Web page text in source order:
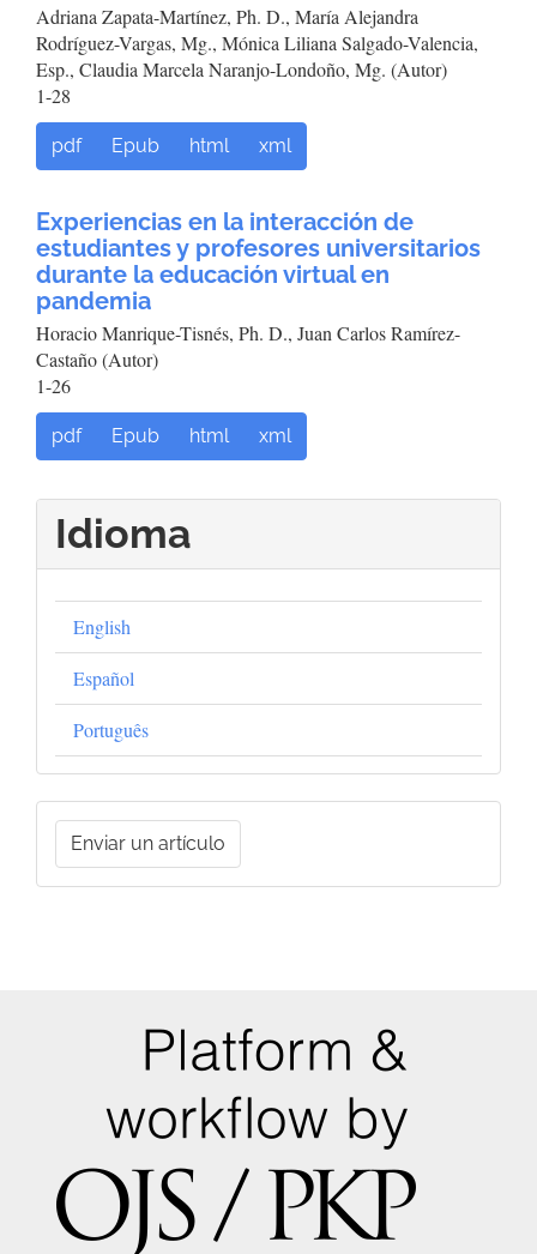
Adriana Zapata-Martínez, Ph. D., María Alejandra
Rodríguez-Vargas, Mg., Mónica Liliana Salgado-Valencia,
Esp., Claudia Marcela Naranjo-Londoño, Mg. (Autor)
1-28
pdf Epub html xml
Experiencias en la interacción de
estudiantes y profesores universitarios
durante la educación virtual en
pandemia
Horacio Manrique-Tisnés, Ph. D., Juan Carlos Ramírez-
Castaño (Autor)
1-26
pdf Epub html xml
Idioma
English
Español
Português
Enviar
unEnviar un artículo